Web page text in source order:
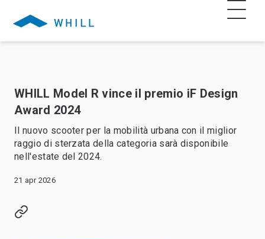
WHILL Model R vince il premio iF Design
Award 2024
Il nuovo scooter per la mobilità urbana con il miglior
raggio di sterzata della categoria sarà disponibile
nell'estate del 2024.
21 apr 2026